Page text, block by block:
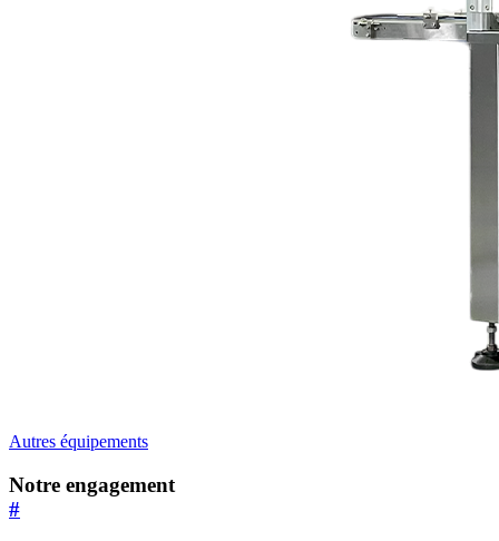
Autres équipements
Notre engagement
#